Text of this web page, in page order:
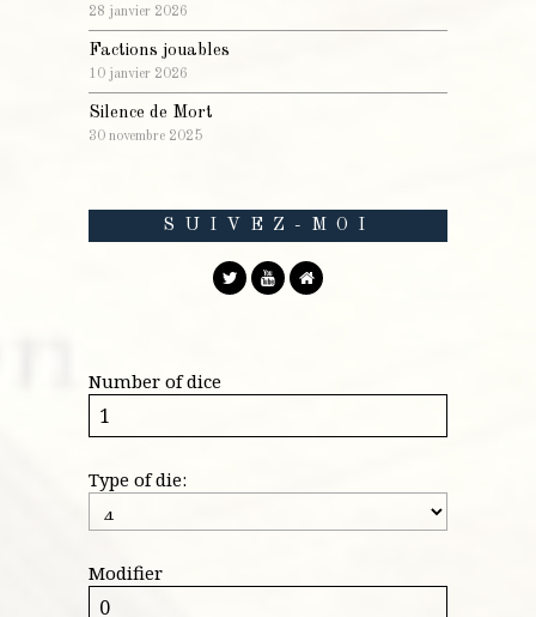
28 janvier 2026
Factions jouables
10 janvier 2026
Silence de Mort
30 novembre 2025
SUIVEZ-MOI
Number of dice
Type of die:
Modifier